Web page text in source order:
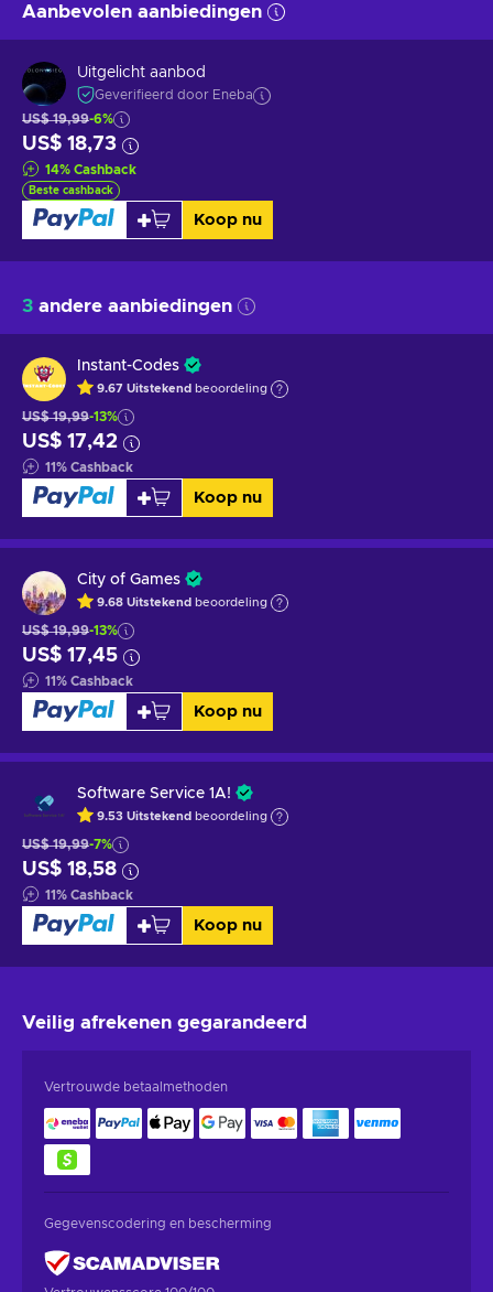
Aanbevolen aanbiedingen
Uitgelicht aanbod
Geverifieerd door Eneba
US$ 19,99-6%
US$ 18,73
14% Cashback
Beste cashback
Koop nu
3 andere aanbiedingen
Instant-Codes
9.67 Uitstekend beoordeling
US$ 19,99-13%
US$ 17,42
11% Cashback
Koop nu
City of Games
9.68 Uitstekend beoordeling
US$ 19,99-13%
US$ 17,45
11% Cashback
Koop nu
Software Service 1A!
9.53 Uitstekend beoordeling
US$ 19,99-7%
US$ 18,58
11% Cashback
Koop nu
Veilig afrekenen gegarandeerd
Vertrouwde betaalmethoden
Gegevenscodering en bescherming